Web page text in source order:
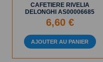
CAFETIERE RIVELIA
DELONGHI AS00006685
6,60 €
AJOUTER AU PANIER